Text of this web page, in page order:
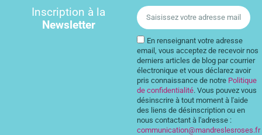
Inscription à la
Newsletter
En renseignant votre adresse
email, vous acceptez de recevoir nos
derniers articles de blog par courrier
électronique et vous déclarez avoir
pris connaissance de notre Politique
de confidentialité. Vous pouvez vous
désinscrire à tout moment à l'aide
des liens de désinscription ou en
nous contactant à l'adresse :
communication@mandreslesroses.fr